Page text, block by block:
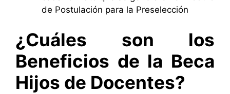
de Postulación para la Preselección
¿Cuáles son los
Beneficios de la Beca
Hijos de Docentes?